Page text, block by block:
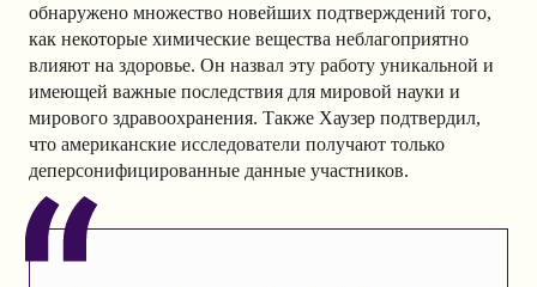
обнаружено множество новейших подтверждений того,
как некоторые химические вещества неблагоприятно
влияют на здоровье. Он назвал эту работу уникальной и
имеющей важные последствия для мировой науки и
мирового здравоохранения. Также Хаузер подтвердил,
что американские исследователи получают только
деперсонифицированные данные участников.